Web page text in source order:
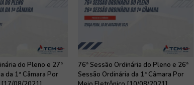
do Pleno e 27ª
da 1ª Câmara Por
76ª Sessão Ordinária do Pleno e 26ª
Sessão Ordinária da 1ª Câmara Por